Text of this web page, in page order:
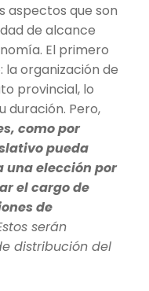
aspectos que son
de alcance
El primero
organización de
provincial, lo
duración. Pero,
como por
pueda
una elección por
el cargo de
de
serán
distribución del